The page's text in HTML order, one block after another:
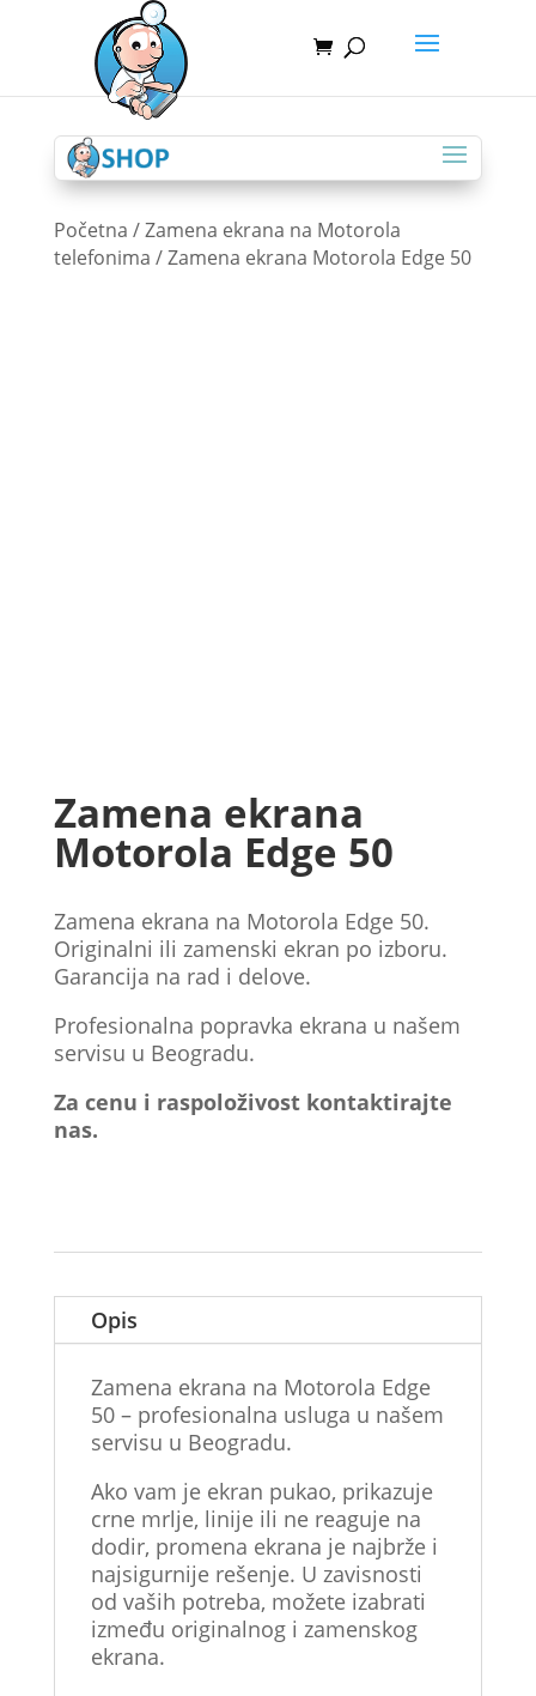
Početna /Zamena ekrana na Motorola
telefonima / Zamena ekrana Motorola Edge 50
Zamena ekrana
Motorola Edge 50
Zamena ekrana na Motorola Edge 50.
Originalni ili zamenski ekran po izboru.
Garancija na rad i delove.
Profesionalna popravka ekrana u našem
servisu u Beogradu.
Za cenu i raspoloživost kontaktirajte
nas.
Opis
Zamena ekrana na Motorola Edge
50 – profesionalna usluga u našem
servisu u Beogradu.
Ako vam je ekran pukao, prikazuje
crne mrlje, linije ili ne reaguje na
dodir, promena ekrana je najbrže i
najsigurnije rešenje. U zavisnosti
od vaših potreba, možete izabrati
između originalnog i zamenskog
ekrana.